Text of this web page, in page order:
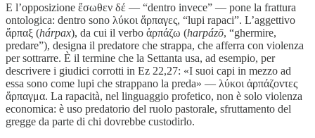
E l’opposizione ἔσωθεν δέ — “dentro invece” — pone la frattura
ontologica: dentro sono λύκοι ἅρπαγες, “lupi rapaci”. L’aggettivo
ἅρπαξ (hárpax), da cui il verbo ἁρπάζω (harpázō, “ghermire,
predare”), designa il predatore che strappa, che afferra con violenza
per sottrarre. È il termine che la Settanta usa, ad esempio, per
descrivere i giudici corrotti in Ez 22,27: «I suoi capi in mezzo ad
essa sono come lupi che strappano la preda» — λύκοι ἁρπάζοντες
ἅρπαγμα. La rapacità, nel linguaggio profetico, non è solo violenza
economica: è uso predatorio del ruolo pastorale, sfruttamento del
gregge da parte di chi dovrebbe custodirlo.